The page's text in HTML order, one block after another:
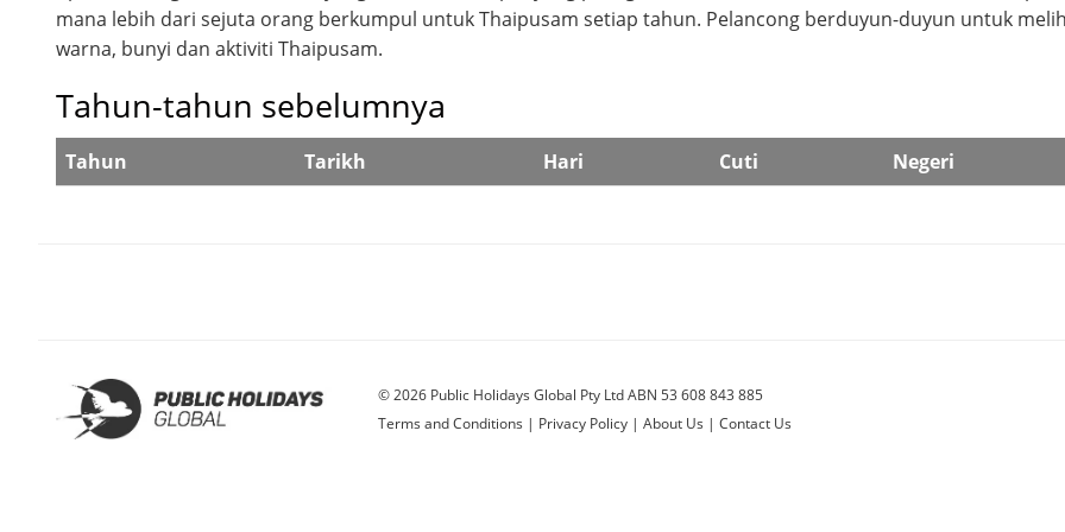
mana lebih dari sejuta orang berkumpul untuk Thaipusam setiap tahun. Pelancong berduyun-duyun untuk
warna, bunyi dan aktiviti Thaipusam.
Tahun-tahun sebelumnya
Tahun Tarikh Hari Cuti Negeri
© 2026 Public Holidays Global Pty Ltd ABN 53 608 843 885
Terms and Conditions | Privacy Policy| About Us | Contact Us